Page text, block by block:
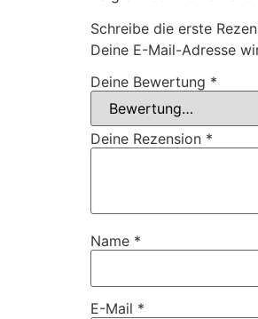
Schreibe die erste
Deine E-Mail-Adresse
Deine Bewertung *
Deine Rezension *
Name *
E-Mail *